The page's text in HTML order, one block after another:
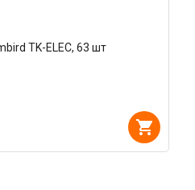
TK-ELEC, 63 шт